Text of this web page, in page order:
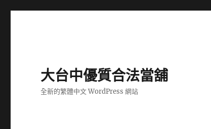
大台中優質合法當舖
全新的繁體中文 WordPress 網站